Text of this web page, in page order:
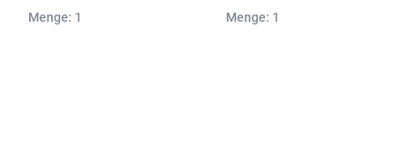
Menge: 1 Menge: 1